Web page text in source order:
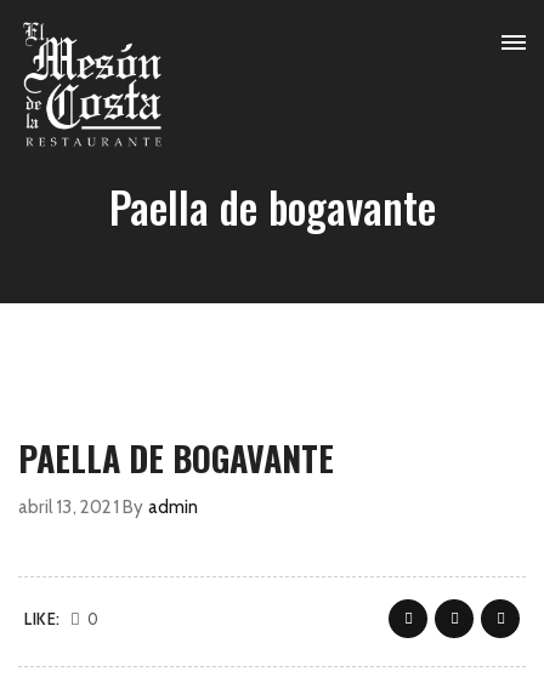
Paella de bogavante
PAELLA DE BOGAVANTE
abril 13, 2021 By admin
LIKE: 0